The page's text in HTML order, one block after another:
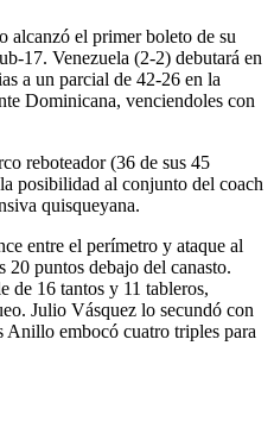
alcanzó el primer boleto de su
17. Venezuela (2-2) debutará en
a un parcial de 42-26 en la
Dominicana, venciendoles con
reboteador (36 de sus 45
posibilidad al conjunto del coach
quisqueyana.
entre el perímetro y ataque al
puntos debajo del canasto.
de 16 tantos y 11 tableros,
Julio Vásquez lo secundó con
Anillo embocó cuatro triples para